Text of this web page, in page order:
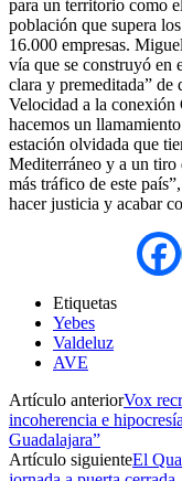
para un territorio como
población que supera
16.000 empresas.
vía que se construyó en
clara y premeditada”
Velocidad a la conexión
hacemos un
estación olvidada que
Mediterráneo y a un tiro
más tráfico de este
hacer justicia y acabar
Etiquetas
Yebes
Valdeluz
AVE
Artículo anteriorVox
incoherencia e
Guadalajara”
Artículo siguienteEl